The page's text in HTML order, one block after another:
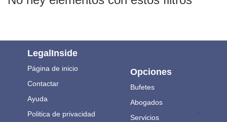
LegalInside
Página de inicio
Contactar
Ayuda
Politica de privacidad
Opciones
Bufetes
Abogados
Servicios
.